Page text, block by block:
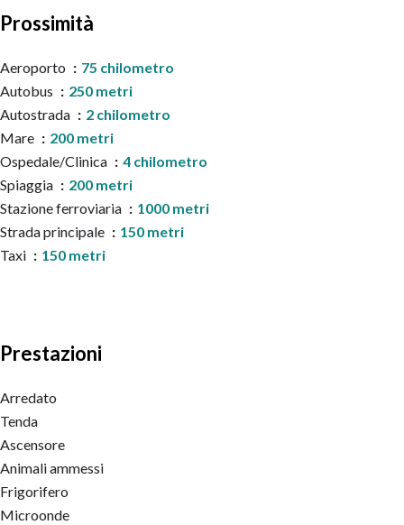
Prossimità
Aeroporto
75 chilometro
Autobus
250 metri
Autostrada
2 chilometro
Mare
200 metri
Ospedale/Clinica
4 chilometro
Spiaggia
200 metri
Stazione ferroviaria
1000 metri
Strada principale
150 metri
Taxi
150 metri
Prestazioni
Arredato
Tenda
Ascensore
Animali ammessi
Frigorifero
Microonde